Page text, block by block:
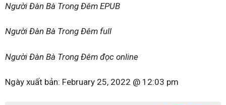
Người Đàn Bà Trong Đêm EPUB
Người Đàn Bà Trong Đêm full
Người Đàn Bà Trong Đêm đọc online
Ngày xuất bản: February 25, 2022 @ 12:03 pm